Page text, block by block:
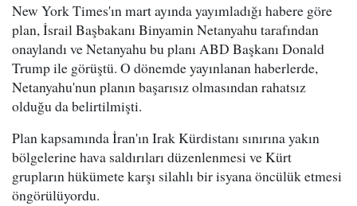
New York Times'ın mart ayında yayımladığı habere göre
plan, İsrail Başbakanı Binyamin Netanyahu tarafından
onaylandı ve Netanyahu bu planı ABD Başkanı Donald
Trump ile görüştü. O dönemde yayınlanan haberlerde,
Netanyahu'nun planın başarısız olmasından rahatsız
olduğu da belirtilmişti.
Plan kapsamında İran'ın Irak Kürdistanı sınırına yakın
bölgelerine hava saldırıları düzenlenmesi ve Kürt
grupların hükümete karşı silahlı bir isyana öncülük etmesi
öngörülüyordu.